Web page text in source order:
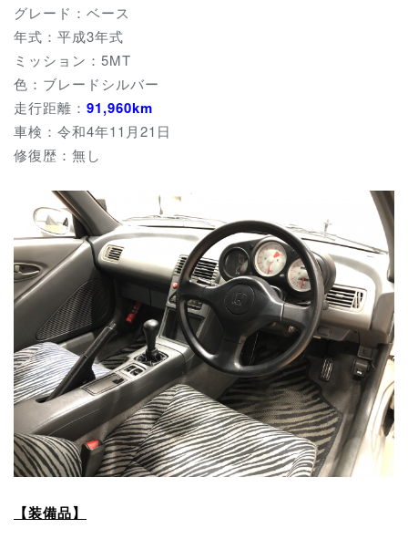
グレード：ベース
年式：平成3年式
ミッション：5MT
色：ブレードシルバー
走行距離： 91,960km
車検：令和4年11月21日
修復歴：無し
【装備品】